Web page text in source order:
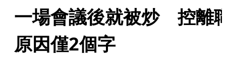
一場會議後就被炒　控離
原因僅2個字